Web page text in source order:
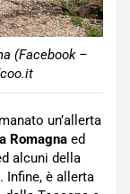
(Facebook –
un’allerta
Romagna ed
alcuni della
. Infine, è allerta